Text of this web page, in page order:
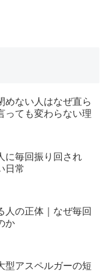
めない人はなぜ直ら
っても変わらない理
に毎回振り回され
日常
人の正体｜なぜ毎回
か
型アスペルガーの短